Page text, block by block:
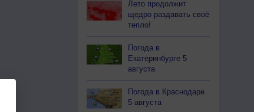
Лето продолжит
щедро раздавать своё
тепло!
Погода в
Екатеринбурге 5
августа
Погода в Краснодаре
5 августа